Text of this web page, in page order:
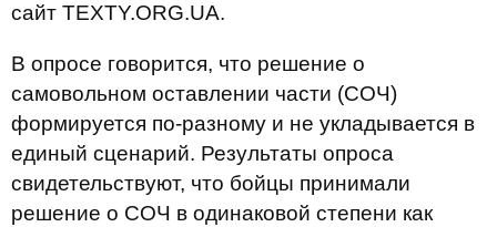
сайт TEXTY.ORG.UA.
В опросе говорится, что решение о
самовольном оставлении части (СОЧ)
формируется по-разному и не укладывается в
единый сценарий. Результаты опроса
свидетельствуют, что бойцы принимали
решение о СОЧ в одинаковой степени как